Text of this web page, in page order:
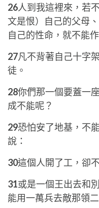
26人到我這裡來，若
文是恨）自己的父母
自己的性命，就不能
27凡不背著自己十字
徒。
28你們那一個要蓋一
成不能呢？
29恐怕安了地基，不
說：
30這個人開了工，卻
31或是一個王出去和
能用一萬兵去敵那領